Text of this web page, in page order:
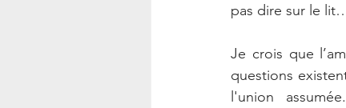
pas dire sur le
Je crois que
questions
l'union